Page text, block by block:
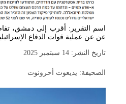
اسم التقرير: أقرب إلى دمشق،
عن عن عملية قوات الدفاع
تاريخ النشر: 14 سبتمبر 2025
الصحيفة: يديعوت أحرونوت